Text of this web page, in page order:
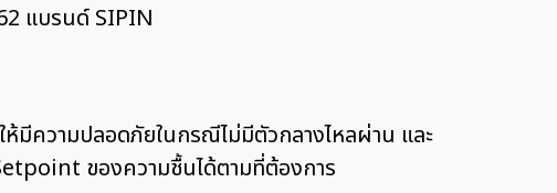
แบรนด์ SIPIN
มีความปลอดภัยในกรณีไม่มีตัวกลางไหลผ่าน และ
ของความชื้นได้ตามที่ต้องการ